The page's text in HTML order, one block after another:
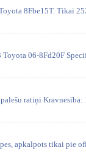
8Fbe15T. Tikai
Toyota 06-8Fd20F
ratiņi Kravnesība:
apkalpots tikai pie